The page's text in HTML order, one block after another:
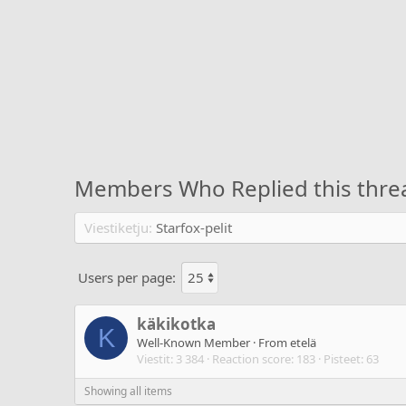
Members Who Replied this
Viestiketju Starfox-pelit
Users per page:
K käkikotka
Well-Known Member · From etelä
Viestit 3 384 Reaction score 183 Pisteet 63
Showing all items